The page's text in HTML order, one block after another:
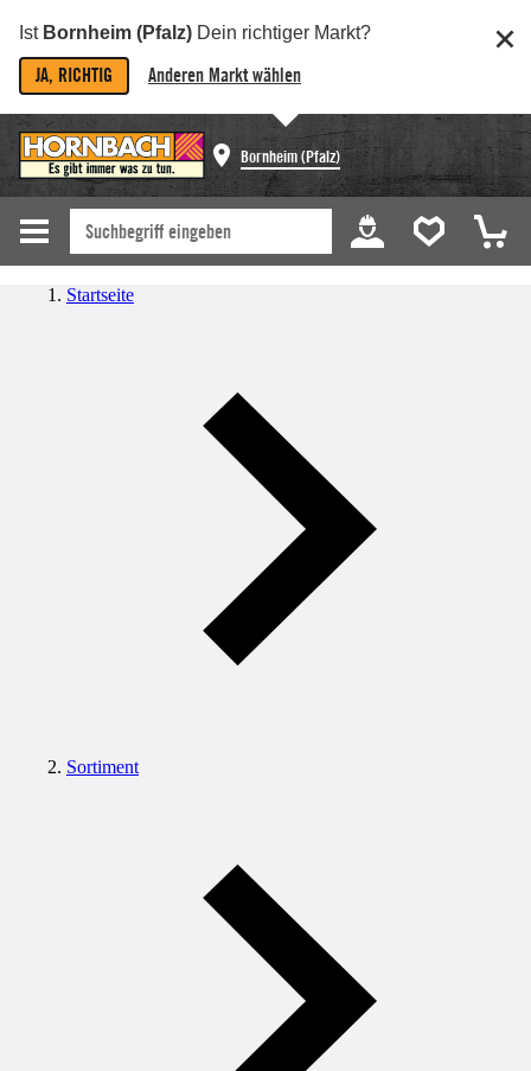
Ist Bornheim (Pfalz) Dein richtiger Markt?
JA, RICHTIG Anderen Markt wählen
Bornheim (Pfalz)
Startseite
Sortiment